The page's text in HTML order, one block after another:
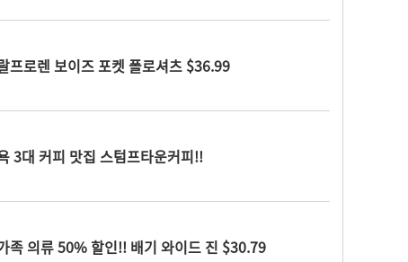
프로렌 보이즈 포켓 폴로셔츠 $36.99
3대 커피 맛집 스텀프타운커피!!
족 의류 50% 할인!! 배기 와이드 진 $30.79